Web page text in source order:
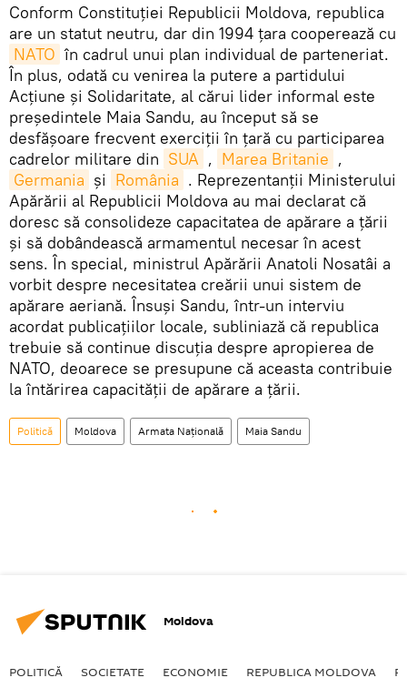
Conform Constituției Republicii Moldova, republica
are un statut neutru, dar din 1994 țara cooperează cu
NATO în cadrul unui plan individual de parteneriat.
În plus, odată cu venirea la putere a partidului
Acțiune și Solidaritate, al cărui lider informal este
președintele Maia Sandu, au început să se
desfășoare frecvent exerciții în țară cu participarea
cadrelor militare din SUA , Marea Britanie ,
Germania și România . Reprezentanții Ministerului
Apărării al Republicii Moldova au mai declarat că
doresc să consolideze capacitatea de apărare a țării
și să dobândească armamentul necesar în acest
sens. În special, ministrul Apărării Anatoli Nosatâi a
vorbit despre necesitatea creării unui sistem de
apărare aeriană. Însuși Sandu, într-un interviu
acordat publicațiilor locale, subliniază că republica
trebuie să continue discuția despre apropierea de
NATO, deoarece se presupune că aceasta contribuie
la întărirea capacității de apărare a țării.
Politică Moldova Armata Națională Maia Sandu
Moldova
POLITICĂ SOCIETATE ECONOMIE REPUBLICA MOLDOVA